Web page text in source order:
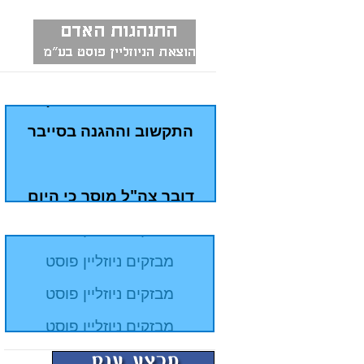
בוחן הרמטכ"ל השלישי
במתכונת פתע באגף
התקשוב וההגנה בסייבר
(ג׳) הסתיים תרגיל נרחב
בפיקוד הצפון אשר החל
אתמול בשעות הבוקר
בתרגיל, אשר התקיים
משטרה
מבזקים ניוזליין פוסט
מבזקים ניוזליין פוסט
מבזקים ניוזליין פוסט
מבזקים ניוזליין פוסט